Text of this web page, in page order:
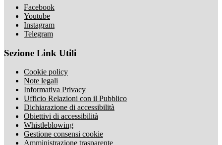
Facebook
Youtube
Instagram
Telegram
Sezione Link Utili
Cookie policy
Note legali
Informativa Privacy
Ufficio Relazioni con il Pubblico
Dichiarazione di accessibilità
Obiettivi di accessibilità
Whistleblowing
Gestione consensi cookie
Amministrazione trasparente